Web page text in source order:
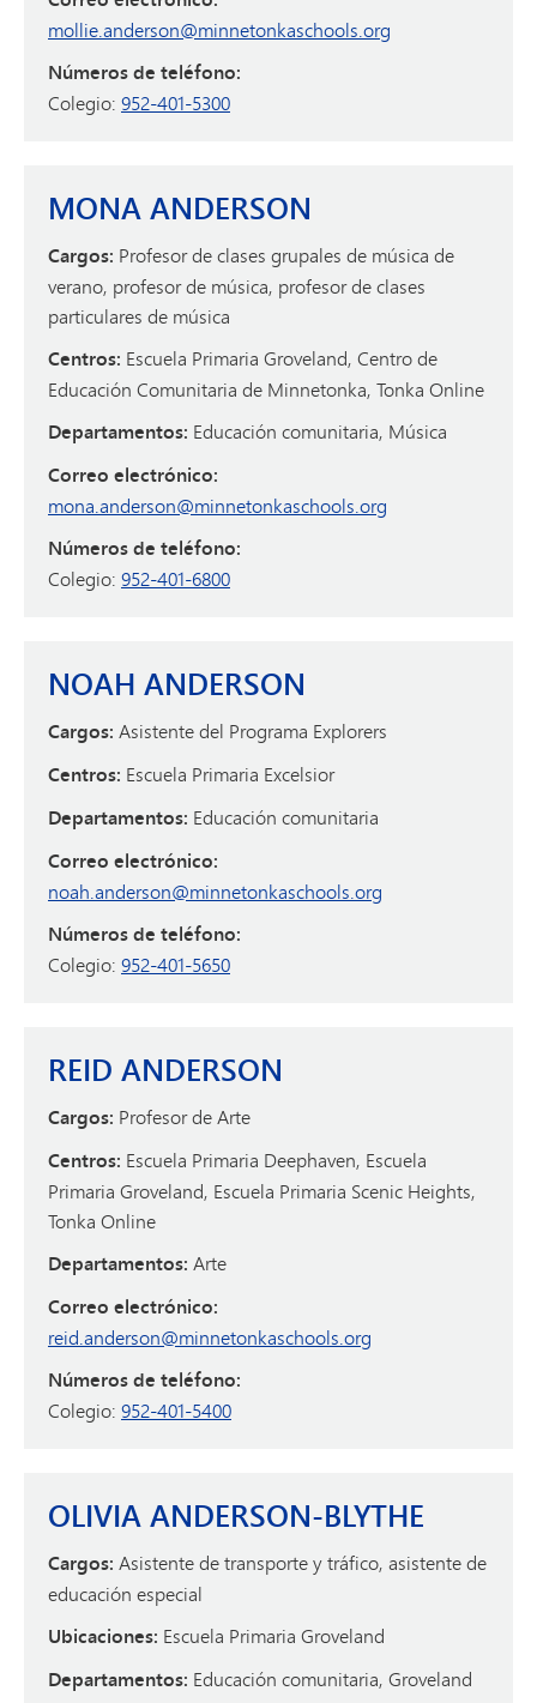
mollie.anderson@minnetonkaschools.org
Números de teléfono:
Colegio: 952-401-5300
MONA ANDERSON
Cargos: Profesor de clases grupales de música de
verano, profesor de música, profesor de clases
particulares de música
Centros: Escuela Primaria Groveland, Centro de
Educación Comunitaria de Minnetonka, Tonka Online
Departamentos: Educación comunitaria, Música
Correo electrónico:
mona.anderson@minnetonkaschools.org
Números de teléfono:
Colegio: 952-401-6800
NOAH ANDERSON
Cargos: Asistente del Programa Explorers
Centros: Escuela Primaria Excelsior
Departamentos: Educación comunitaria
Correo electrónico:
noah.anderson@minnetonkaschools.org
Números de teléfono:
Colegio: 952-401-5650
REID ANDERSON
Cargos: Profesor de Arte
Centros: Escuela Primaria Deephaven, Escuela
Primaria Groveland, Escuela Primaria Scenic Heights,
Tonka Online
Departamentos: Arte
Correo electrónico:
reid.anderson@minnetonkaschools.org
Números de teléfono:
Colegio: 952-401-5400
OLIVIA ANDERSON-BLYTHE
Cargos: Asistente de transporte y tráfico, asistente de
educación especial
Ubicaciones: Escuela Primaria Groveland
Departamentos: Educación comunitaria, Groveland